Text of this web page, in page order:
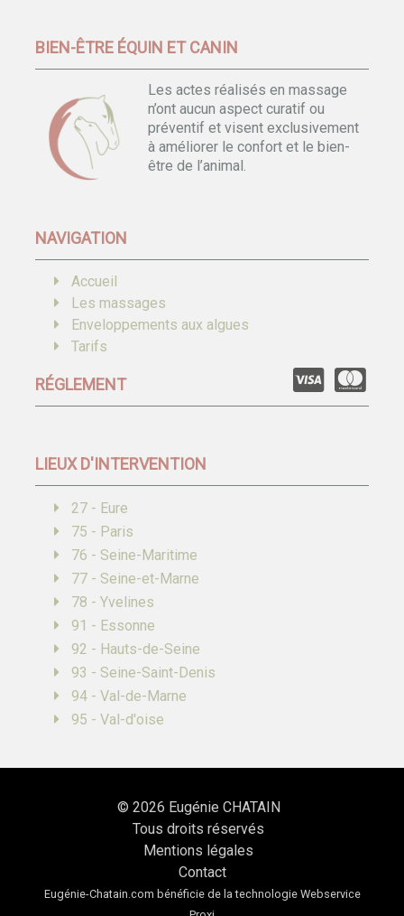
BIEN-ÊTRE ÉQUIN ET CANIN
Les actes réalisés en massage
n’ont aucun aspect curatif ou
préventif et visent exclusivement
à améliorer le confort et le bien-
être de l’animal.
NAVIGATION
Accueil
Les massages
Enveloppements aux algues
Tarifs
RÉGLEMENT
LIEUX D'INTERVENTION
27 - Eure
75 - Paris
76 - Seine-Maritime
77 - Seine-et-Marne
78 - Yvelines
91 - Essonne
92 - Hauts-de-Seine
93 - Seine-Saint-Denis
94 - Val-de-Marne
95 - Val-d'oise
© 2026 Eugénie CHATAIN
Tous droits réservés
Mentions légales
Contact
Eugénie-Chatain.com bénéficie de la technologie Webservice